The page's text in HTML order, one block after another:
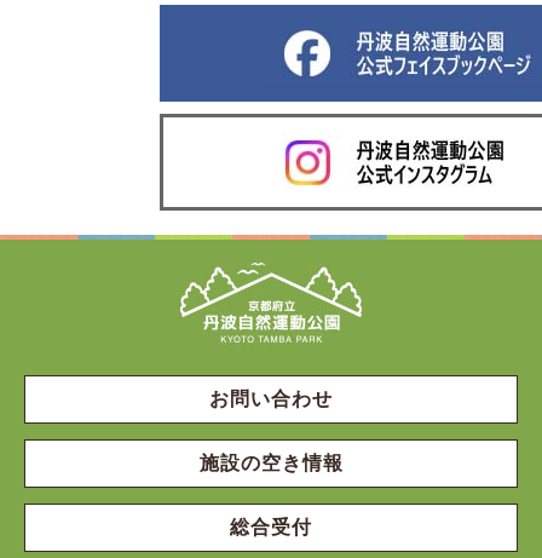
お問い合わせ
施設の空き情報
総合受付